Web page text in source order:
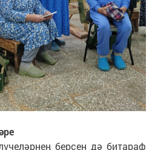
берсен дә битараф